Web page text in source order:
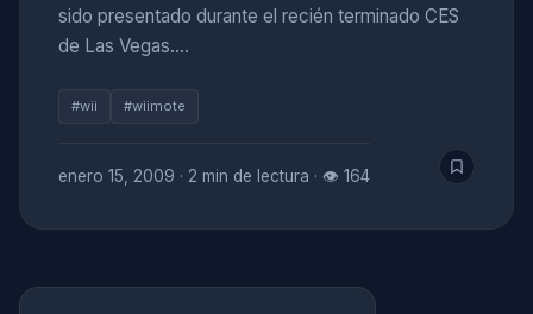
sido presentado durante el recién terminado CES
de Las Vegas.…
#wii #wiimote
enero 15, 2009 · 2 min de lectura · 👁 164